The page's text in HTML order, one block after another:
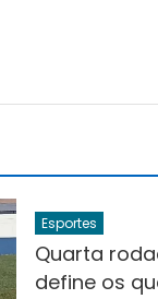
Esportes
Quarta
define os